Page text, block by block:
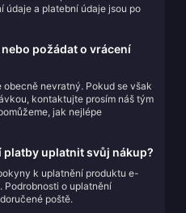
údaje a platební údaje jsou po
požádat o vrácení
nevratný. Pokud se však
kontaktujte prosím náš tým
jak nejlépe
uplatnit svůj nákup?
k uplatnění produktu e-
Podrobnosti o uplatnění
poště.